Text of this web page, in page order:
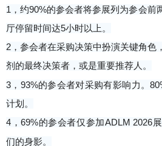
1，约90%的参会者将参展列为参会前
厅停留时间达5小时以上。
2，参会者在采购决策中扮演关键角色
剂的最终决策者，或是重要推荐人。
3，93%的参会者对采购有影响力。
计划。
4，69%的参会者仅参加ADLM 2026
们的身影。